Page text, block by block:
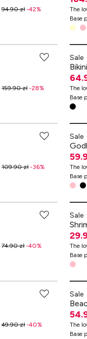
94.90 zł -42%
The
Base
159.90 zł -28%
Sale
The
Base
109.90 zł -36%
Sale
The
Base
74.90 zł -40%
Sale
The
Base
49.90 zł -40%
Sale
The
Base